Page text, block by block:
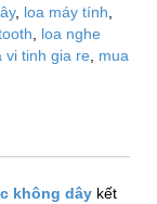
, loa máy tính
loa nghe
vi tinh gia re
mua
không dây kết